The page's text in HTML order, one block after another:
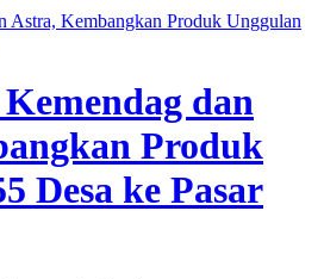
Astra, Kembangkan Produk Unggulan
dan
Produk
Desa ke Pasar